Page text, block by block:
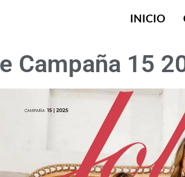
INICIO
Campaña 15